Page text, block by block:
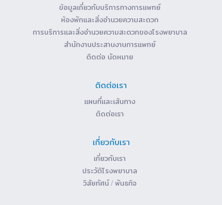
ข้อมูลเกี่ยวกับบริการทางการแพทย์
ห้องพักและสิ่งอำนวยความสะดวก
การบริการและสิ่งอำนวยความสะดวกของโรงพยาบาล
สำนักงานประสานงานการแพทย์
ติดต่อ นัดหมาย
ติดต่อเรา
แผนที่และเส้นทาง
ติดต่อเรา
เกี่ยวกับเรา
เกี่ยวกับเรา
ประวัติโรงพยาบาล
วิสัยทัศน์ / พันธกิจ